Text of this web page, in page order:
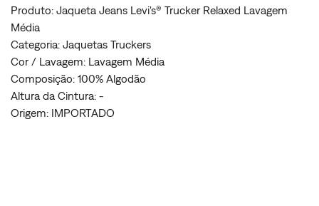
Produto: Jaqueta Jeans Levi's® Trucker Relaxed Lavagem
Média
Categoria: Jaquetas Truckers
Cor / Lavagem: Lavagem Média
Composição: 100% Algodão
Altura da Cintura: -
Origem: IMPORTADO